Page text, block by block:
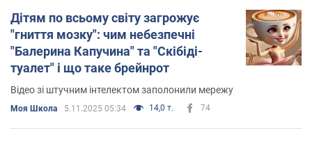
Дітям по всьому світу загрожує
"гниття мозку": чим небезпечні
"Балерина Капучина" та "Скібіді-
туалет" і що таке брейнрот
Відео зі штучним інтелектом заполонили мережу
Моя Школа 5.11.2025 05:34 14,0 т. 74